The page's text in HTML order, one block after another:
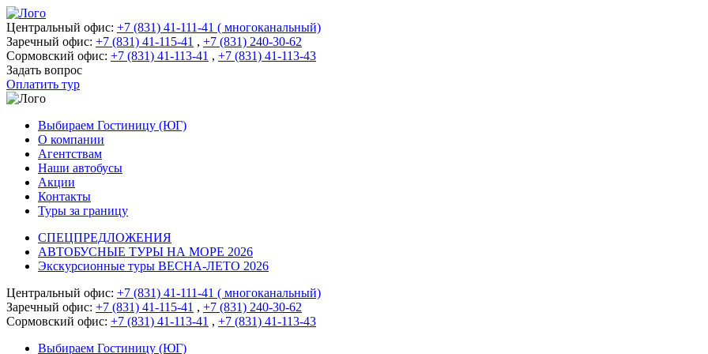
Центральный офис: +7 (831) 41-111-41 ( многоканальный)
Заречный офис: +7 (831) 41-115-41 , +7 (831) 240-30-62
Сормовский офис: +7 (831) 41-113-41 , +7 (831) 41-113-43
Задать вопрос
Оплатить тур
Выбираем Гостиницу (ЮГ)
О компании
Агентствам
Наши автобусы
Акции
Контакты
Туры за границу
СПЕЦПРЕДЛОЖЕНИЯ
АВТОБУСНЫЕ ТУРЫ НА МОРЕ 2026
Экскурсионные туры ВЕСНА-ЛЕТО 2026
Центральный офис: +7 (831) 41-111-41 ( многоканальный)
Заречный офис: +7 (831) 41-115-41 , +7 (831) 240-30-62
Сормовский офис: +7 (831) 41-113-41 , +7 (831) 41-113-43
Выбираем Гостиницу (ЮГ)